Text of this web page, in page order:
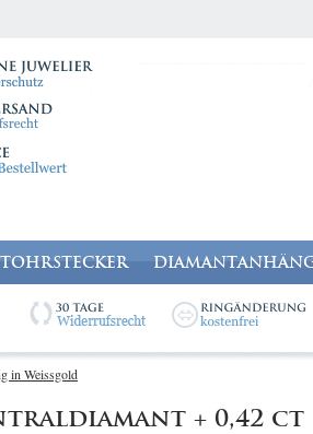
in Weissgold
+ 0,42